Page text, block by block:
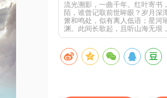
流光溯影，一曲千年。红叶寄书
陌，谁曾记取前世眸眼？岁月深
箫和鸣处，似有离人低语；星河
渊。此间长歌起，且听山海无垠